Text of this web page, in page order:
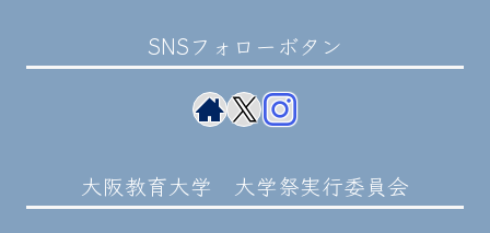
SNSフォローボタン
大阪教育大学 大学祭実行委員会